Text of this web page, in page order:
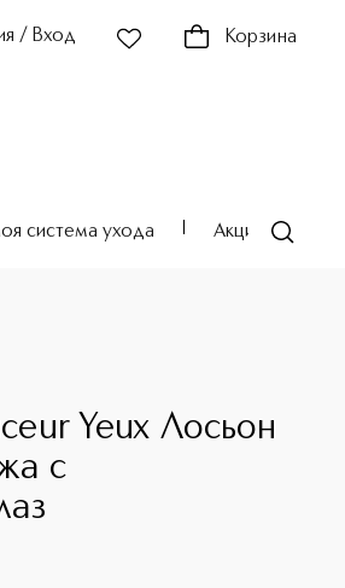
/ Вход Корзина
система ухода Акции
Yeux Лосьон
с